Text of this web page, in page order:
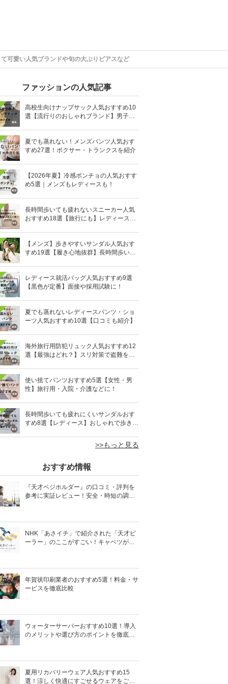
可愛い人気ブランドや旬の大ぶりピアスなど
ファッションの人気記事
高校生向けナップサック人気おすすめ10
選【流行りのおしゃれブランド】男子・
夏でも蒸れない！メンズパンツ人気おす
すめ27選！ボクサー・トランクスを紹介
【2026年夏】冷感ポンチョの人気おすす
め5選｜メンズもレディースも！
長時間歩いても疲れないスニーカー人気
おすすめ18選【旅行にも】レディース・
【メンズ】歩きやすいサンダル人気おす
すめ19選【履き心地抜群】長時間歩いて
レディース就活バッグ人気おすすめ9選
【黒色が定番】面接や採用試験に！
夏でも蒸れないレディースパンツ・ショ
ーツ人気おすすめ10選【口コミも紹介】
海外旅行用防犯リュック人気おすすめ12
選【最強はどれ？】スリ対策で盗難を防
使い捨てパンツおすすめ5選【女性・男
性】旅行用・入院・介護などに！
長時間歩いても疲れにくいサンダルおす
すめ8選【レディース】おしゃれで歩きや
>>もっと見る
おすすめ情報
『天才ベジホルダー』の口コミ・評判を
参考に実証レビュー！安全・時短の調理
NHK「あさイチ」で紹介された「天才ピ
ーラー」のここがすごい！キャベツがほ
年賀状印刷業者のおすすめ5選！料金・サ
ービスを徹底比較
ウォーターサーバーおすすめ10選！導入
のメリットや選び方のポイントを徹底解
夏用リカバリーウェア人気おすすめ15
選！涼しく快適にすごせるウェアをご紹